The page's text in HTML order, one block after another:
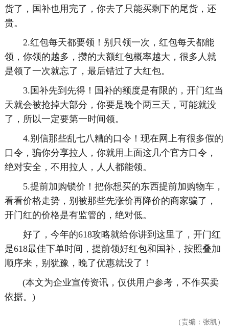
货了，国补也用完了，你去了只能买剩下的尾货，还
贵。
2.红包每天都要领！别只领一次，红包每天都能
领，你领的越多，攒的大额红包概率越大，很多人就
是领了一次就忘了，最后错过了大红包。
3.国补先到先得！国补的额度是有限的，开门红当
天就会被抢掉大部分，你要是晚个两三天，可能就没
了，所以一定要第一时间领。
4.别信那些乱七八糟的口令！现在网上有很多假的
口令，骗你分享拉人，你就用上面这几个官方口令，
绝对安全，不用拉人，人人都能领。
5.提前加购锁价！把你想买的东西提前加购物车，
看看价格走势，别被那些先涨价再降价的商家骗了，
开门红的价格是有监管的，绝对低。
好了，今年的618攻略就给你讲到这里了，开门红
是618最佳下单时间，提前领好红包和国补，按照叠加
顺序来，别犹豫，晚了优惠就没了！
(本文为企业宣传资讯，仅供用户参考，不作买卖
依据。)
（责编：张凯）